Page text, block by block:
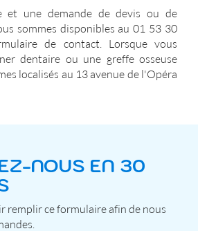
et une demande de devis ou de
sommes disponibles au 01 53 30
de contact. Lorsque vous
dentaire ou une greffe osseuse
localisés au 13 avenue de l'Opéra
NOUS EN 30
remplir ce formulaire afin de nous